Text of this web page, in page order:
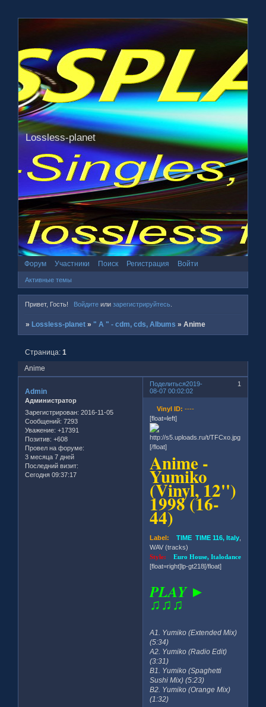
Lossless-planet
Форум Участники Поиск Регистрация Войти
Активные темы
Привет, Гость! Войдитеили зарегистрируйтесь.
» Lossless-planet » " A " - cdm, cds, Albums »Anime
Anime
Страница:1
Поделиться 1
2019-
08-07 00:02:02
Admin
Администратор
Зарегистрирован: 2016-11-05
Сообщений: 7293
Уважение: +17391
Позитив: +608
Провел на форуме:
3 месяца 7 дней
Последний визит:
Сегодня 09:37:17
Vinyl ID: ----
[float=left]
[/float]
Anime -
Yumiko
(Vinyl, 12'')
1998 (16-
44)
Label: TIME TIME 116, Italy
WAV (tracks)
Style:Euro House, Italodance
[float=right]lp-gt218[/float]
PLAY ►
♫♫♫
A1. Yumiko (Extended Mix)
(5:34)
A2. Yumiko (Radio Edit)
(3:31)
B1. Yumiko (Spaghetti
Sushi Mix) (5:23)
B2. Yumiko (Orange Mix)
(1:32)